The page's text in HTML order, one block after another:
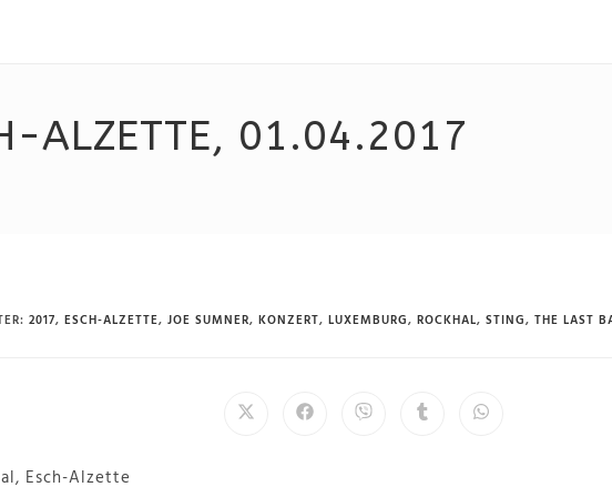
ALZETTE, 01.04.2017
: 2017, ESCH-ALZETTE, JOE SUMNER, KONZERT, LUXEMBURG, ROCKHAL, STING, THE LAST
Esch-Alzette